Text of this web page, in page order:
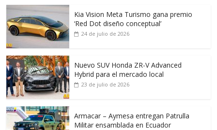
Kia Vision Meta Turismo gana premio
‘Red Dot diseño conceptual’
24 de julio de 2026
Nuevo SUV Honda ZR-V Advanced
Hybrid para el mercado local
23 de julio de 2026
Armacar – Aymesa entregan Patrulla
Militar ensamblada en Ecuador